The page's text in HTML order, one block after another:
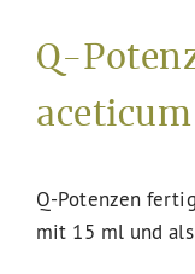
Q-
Q-Potenzen
mit 15 ml und